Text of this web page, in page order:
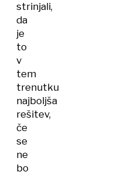
strinjali,
da
je
to
v
tem
trenutku
najboljša
rešitev,
če
se
ne
bo